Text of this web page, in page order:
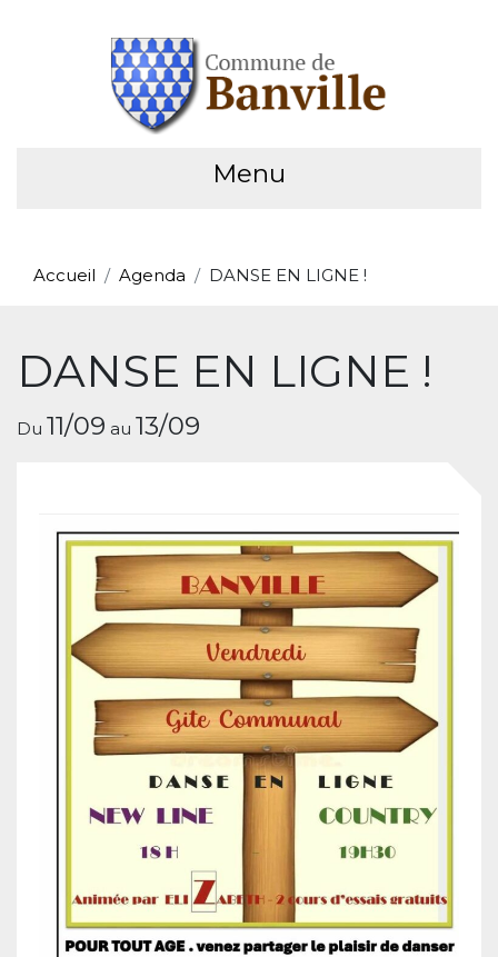
Menu
Accueil Agenda DANSE EN LIGNE !
DANSE EN LIGNE !
Du 11/09 au 13/09